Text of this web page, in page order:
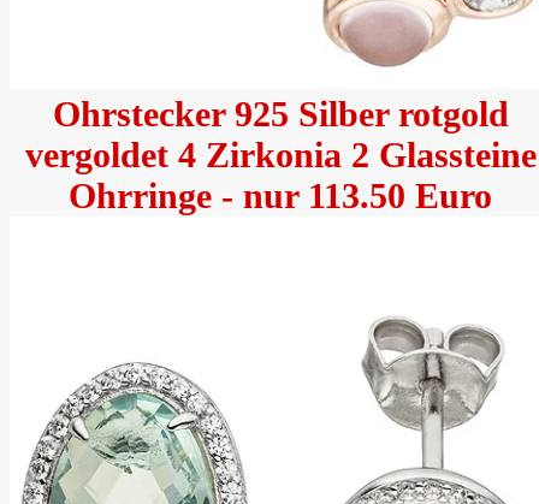
Ohrstecker 925 Silber rotgold
vergoldet 4 Zirkonia 2 Glassteine
Ohrringe - nur 113.50 Euro